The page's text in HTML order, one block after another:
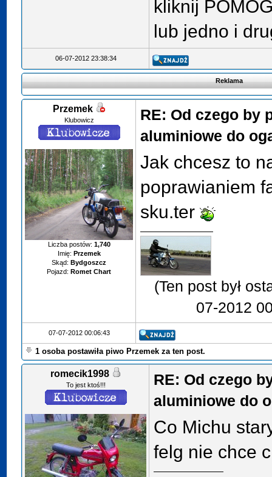
kliknij
lub jedno i
06-07-2012 23:38:34
Reklama
Przemek
Klubowicz
Liczba postów: 1,740
Imię: Przemek
Skąd: Bydgoszcz
Pojazd: Romet Chart
RE: Od czego by
aluminiowe do
Jak chcesz to
poprawianiem
sku.ter
(Ten post był
07-2012
07-07-2012 00:06:43
1 osoba postawiła piwo Przemek za ten post.
romecik1998
To jest ktoś!!!
RE: Od czego
aluminiowe do
Co Michu
felg nie chce